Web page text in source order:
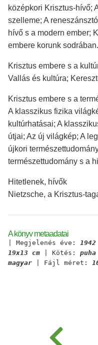
középkori Krisztus-hívő;
szelleme; A
hívő s a modern ember;
embere korunk sodrában.
Krisztus embere s a
Vallás és kultúra;
Krisztus embere s a
A klasszikus fizika
kultúrhatásai; A
útjai; Az új világkép; A
újkori
természettudomány s a
Hitetlenek, hívők
Nietzsche, a Krisztus-
A könyv metaadatai
| Megjelenés éve: 1942
19x13 cm | Kötés: puha
magyar | Fájl méret: